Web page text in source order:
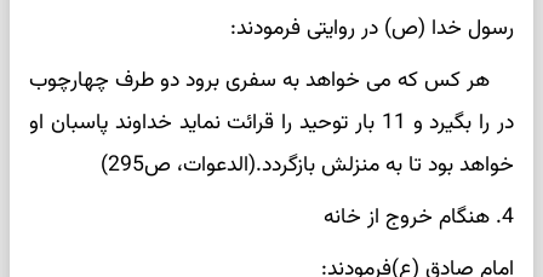
رسول خدا (ص) در روایتی فرمودند:
هر کس که می خواهد به سفری برود دو طرف چهارچوب
در را بگیرد و 11 بار توحید را قرائت نماید خداوند پاسبان او
خواهد بود تا به منزلش بازگردد.(الدعوات، ص295)
4. هنگام خروج از خانه
امام صادق (ع)فرمودند: